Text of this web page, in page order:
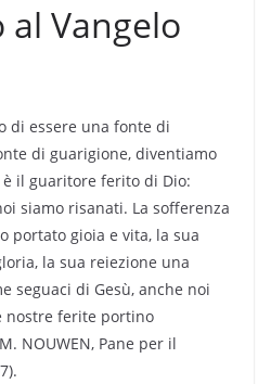
Vangelo
di essere una fonte di
di guarigione, diventiamo
il guaritore ferito di Dio:
siamo risanati. La sofferenza
portato gioia e vita, la sua
la sua reiezione una
seguaci di Gesù, anche noi
nostre ferite portino
NOUWEN, Pane per il